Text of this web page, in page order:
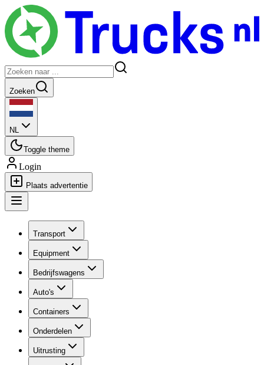
Zoeken
NL
Toggle theme
Login
Plaats advertentie
Transport
Equipment
Bedrijfswagens
Auto's
Containers
Onderdelen
Uitrusting